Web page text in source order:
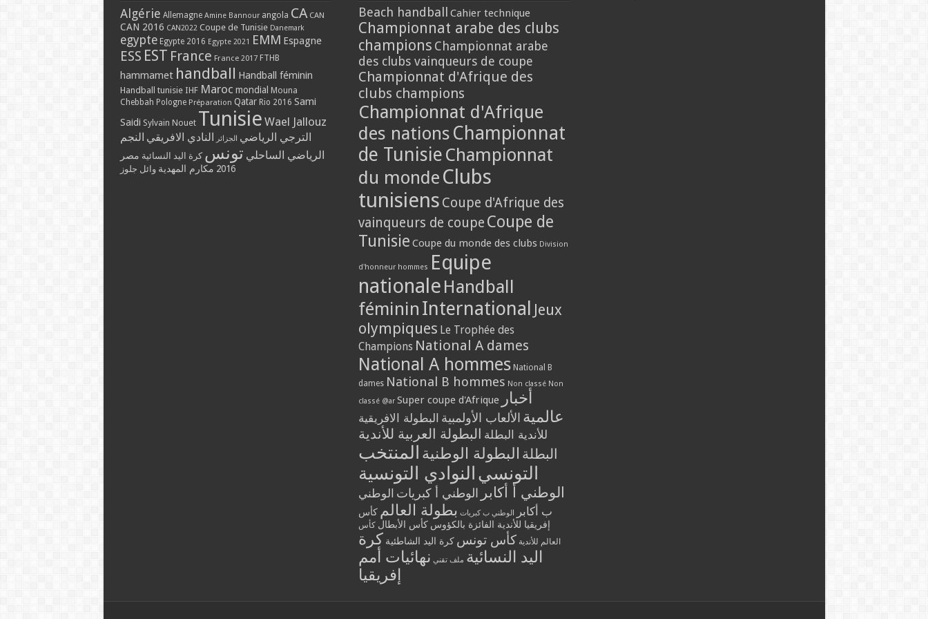
Algérie Allemagne Amine Bannour angola CA CAN
CAN 2016 CAN2022 Coupe de Tunisie Danemark
egypte Egypte 2016 Egypte 2021 EMM Espagne
ESS EST France France 2017 FTHB
hammamet handball Handball féminin
Handball tunisie IHF Maroc mondial Mouna
Chebbah Pologne Préparation Qatar Rio 2016 Sami
Saidi Sylvain Nouet Tunisie Wael Jallouz
الترجي الرياضي الجزائر النادي الافريقي النجم
الرياضي الساحلي تونس كرة اليد النسائية مصر
2016 مكارم المهدية وائل جلوز
Beach handball Cahier technique
Championnat arabe des clubs
champions Championnat arabe
des clubs vainqueurs de coupe
Championnat d'Afrique des
clubs champions
Championnat d'Afrique
des nations Championnat
de Tunisie Championnat
du monde Clubs
tunisiens Coupe d'Afrique des
vainqueurs de coupe Coupe de
Tunisie Coupe du monde des clubs Division
d'honneur hommes Equipe
nationale Handball
féminin International Jeux
olympiques Le Trophée des
Champions National A dames
National A hommes National B
dames National B hommes Non classé Non
classé @ar Super coupe d'Afrique أخبار
عالمية الألعاب الأولمبية البطولة الافريقية
للأندية البطلة البطولة العربية للأندية
البطلة البطولة الوطنية المنتخب
التونسي النوادي التونسية
الوطني أ أكابر الوطني أ كبريات الوطني
ب أكابر
الوطني ب كبريات بطولة العالم كأس
إفريقيا للأندية الفائزة بالكؤوس كأس الأبطال كأس
العالم للأندية كأس تونس كرة اليد الشاطئية كرة
اليد النسائية ملف تقني نهائيات أمم
إفريقيا